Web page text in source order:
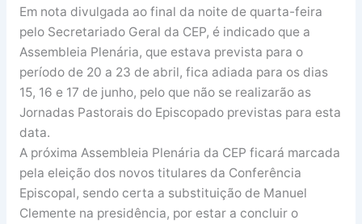
Em nota divulgada ao final da noite de quarta-feira
pelo Secretariado Geral da CEP, é indicado que a
Assembleia Plenária, que estava prevista para o
período de 20 a 23 de abril, fica adiada para os dias
15, 16 e 17 de junho, pelo que não se realizarão as
Jornadas Pastorais do Episcopado previstas para esta
data.
A próxima Assembleia Plenária da CEP ficará marcada
pela eleição dos novos titulares da Conferência
Episcopal, sendo certa a substituição de Manuel
Clemente na presidência, por estar a concluir o